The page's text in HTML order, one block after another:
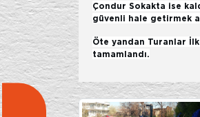
Çondur Sokakta ise
güvenli hale getirmek
Öte yandan Turanlar
tamamlandı.